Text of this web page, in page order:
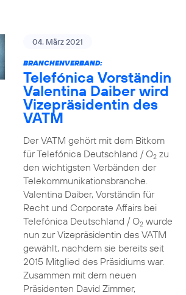
04. März 2021
BRANCHENVERBAND:
Telefónica Vorständin
Valentina Daiber wird
Vizepräsidentin des
VATM
Der VATM gehört mit dem Bitkom
für Telefónica Deutschland / O2zu
den wichtigsten Verbänden der
Telekommunikationsbranche.
Valentina Daiber, Vorständin für
Recht und Corporate Affairs bei
Telefónica Deutschland / O2wurde
nun zur Vizepräsidentin des VATM
gewählt, nachdem sie bereits seit
2015 Mitglied des Präsidiums war.
Zusammen mit dem neuen
Präsidenten David Zimmer,